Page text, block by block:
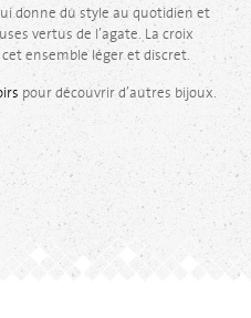
donne du style au quotidien et
vertus de l’agate. La croix
ensemble léger et discret.
pour découvrir d’autres bijoux.